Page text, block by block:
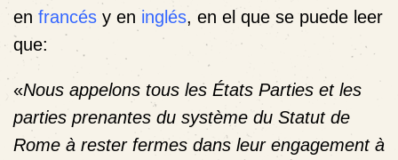
en francés y en inglés, en el que se puede leer
que:
«Nous appelons tous les États Parties et les
parties prenantes du système du Statut de
Rome à rester fermes dans leur engagement à